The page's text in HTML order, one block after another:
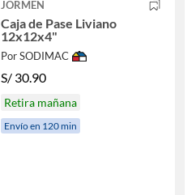
JORMEN
Caja de Pase Liviano
12x12x4"
Por SODIMAC
S/ 30.90
Retira mañana
Envío en 120 min